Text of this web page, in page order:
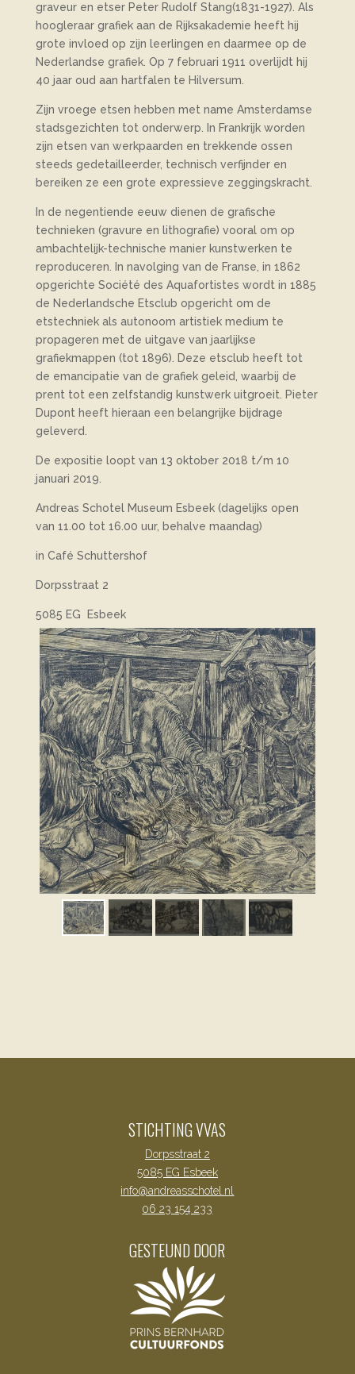
graveur en etser Peter Rudolf Stang(1831-1927). Als
hoogleraar grafiek aan de Rijksakademie heeft hij
grote invloed op zijn leerlingen en daarmee op de
Nederlandse grafiek. Op 7 februari 1911 overlijdt hij
40 jaar oud aan hartfalen te Hilversum.
Zijn vroege etsen hebben met name Amsterdamse
stadsgezichten tot onderwerp. In Frankrijk worden
zijn etsen van werkpaarden en trekkende ossen
steeds gedetailleerder, technisch verfijnder en
bereiken ze een grote expressieve zeggingskracht.
In de negentiende eeuw dienen de grafische
technieken (gravure en lithografie) vooral om op
ambachtelijk-technische manier kunstwerken te
reproduceren. In navolging van de Franse, in 1862
opgerichte Société des Aquafortistes wordt in 1885
de Nederlandsche Etsclub opgericht om de
etstechniek als autonoom artistiek medium te
propageren met de uitgave van jaarlijkse
grafiekmappen (tot 1896). Deze etsclub heeft tot
de emancipatie van de grafiek geleid, waarbij de
prent tot een zelfstandig kunstwerk uitgroeit. Pieter
Dupont heeft hieraan een belangrijke bijdrage
geleverd.
De expositie loopt van 13 oktober 2018 t/m 10
januari 2019.
Andreas Schotel Museum Esbeek (dagelijks open
van 11.00 tot 16.00 uur, behalve maandag)
in Café Schuttershof
Dorpsstraat 2
5085 EG Esbeek
STICHTING VVAS
Dorpsstraat 2
5085 EG Esbeek
info@andreasschotel.nl
06 23 154 233
GESTEUND DOOR